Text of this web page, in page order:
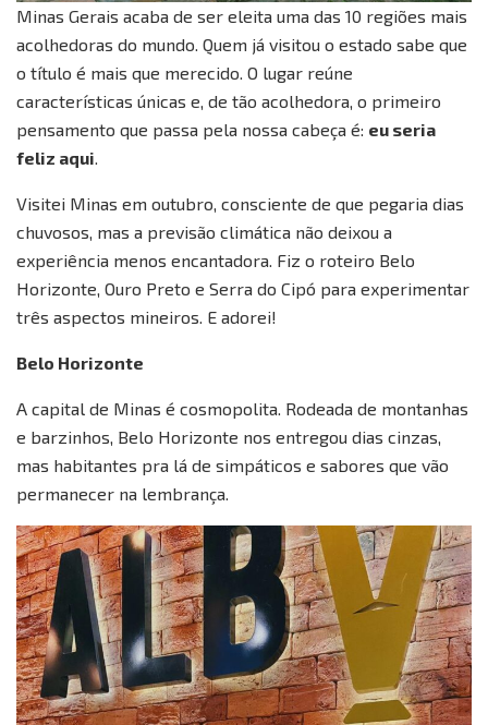
Minas Gerais acaba de ser eleita uma das 10 regiões mais
acolhedoras do mundo. Quem já visitou o estado sabe que
o título é mais que merecido. O lugar reúne
características únicas e, de tão acolhedora, o primeiro
pensamento que passa pela nossa cabeça é: eu seria
feliz aqui.
Visitei Minas em outubro, consciente de que pegaria dias
chuvosos, mas a previsão climática não deixou a
experiência menos encantadora. Fiz o roteiro Belo
Horizonte, Ouro Preto e Serra do Cipó para experimentar
três aspectos mineiros. E adorei!
Belo Horizonte
A capital de Minas é cosmopolita. Rodeada de montanhas
e barzinhos, Belo Horizonte nos entregou dias cinzas,
mas habitantes pra lá de simpáticos e sabores que vão
permanecer na lembrança.